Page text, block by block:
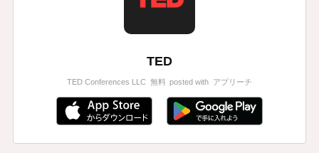
TED
TED Conferences LLC 無料 posted with アプリーチ